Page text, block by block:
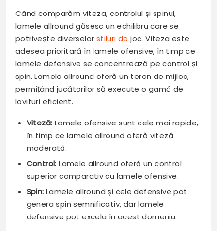
Când comparăm viteza, controlul și spinul,
lamele allround găsesc un echilibru care se
potrivește diverselor stiluri de joc. Viteza este
adesea prioritară în lamele ofensive, în timp ce
lamele defensive se concentrează pe control și
spin. Lamele allround oferă un teren de mijloc,
permițând jucătorilor să execute o gamă de
lovituri eficient.
Viteză: Lamele ofensive sunt cele mai rapide,
în timp ce lamele allround oferă viteză
moderată.
Control: Lamele allround oferă un control
superior comparativ cu lamele ofensive.
Spin: Lamele allround și cele defensive pot
genera spin semnificativ, dar lamele
defensive pot excela în acest domeniu.